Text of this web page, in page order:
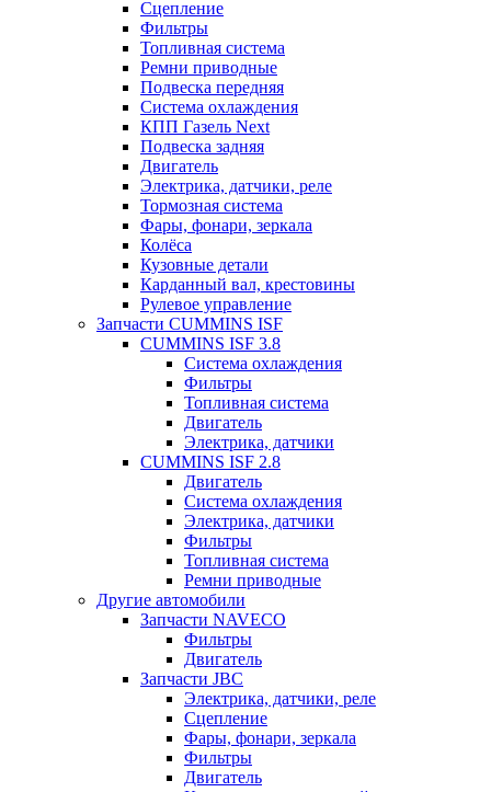
Сцепление
Фильтры
Топливная система
Ремни приводные
Подвеска передняя
Система охлаждения
КПП Газель Next
Подвеска задняя
Двигатель
Электрика, датчики, реле
Тормозная система
Фары, фонари, зеркала
Колёса
Кузовные детали
Карданный вал, крестовины
Рулевое управление
Запчасти CUMMINS ISF
CUMMINS ISF 3.8
Система охлаждения
Фильтры
Топливная система
Двигатель
Электрика, датчики
CUMMINS ISF 2.8
Двигатель
Система охлаждения
Электрика, датчики
Фильтры
Топливная система
Ремни приводные
Другие автомобили
Запчасти NAVECO
Фильтры
Двигатель
Запчасти JBC
Электрика, датчики, реле
Сцепление
Фары, фонари, зеркала
Фильтры
Двигатель